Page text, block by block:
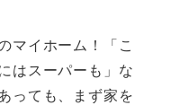
マイホーム！「こ
はスーパーも」な
っても、まず家を